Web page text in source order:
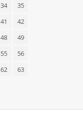
34
35
41
42
48
49
55
56
62
63